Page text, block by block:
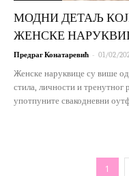
МОДНИ ДЕТАЉ
ЖЕНСКЕ
Предраг Конатаревић - 01/02/
Женске наруквице су више
стила, личности и
употпуните свакодневни
1